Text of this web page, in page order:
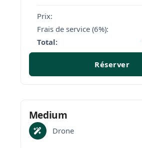
Prix:
Frais de service (6%):
Total:
Réserver
Medium
Drone